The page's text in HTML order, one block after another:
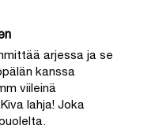
arjessa ja se
kanssa
viileinä
lahja! Joka